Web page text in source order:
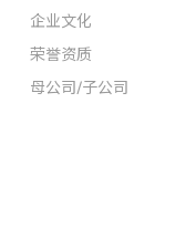
企业文化
荣誉资质
母公司/子公司